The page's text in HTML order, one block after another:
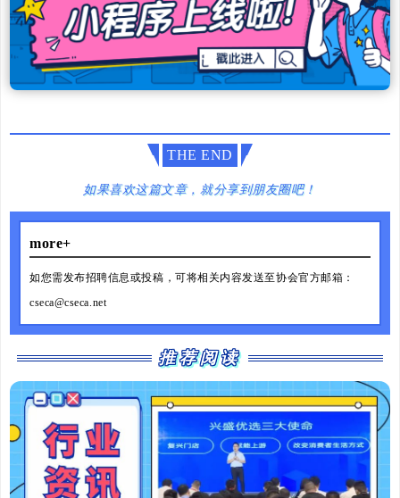
THE END
如果喜欢这篇文章，就分享到朋友圈吧！
more+
如您需发布招聘信息或投稿，可将相关内容发送至协会官方邮箱：
cseca@cseca.net
推荐阅读